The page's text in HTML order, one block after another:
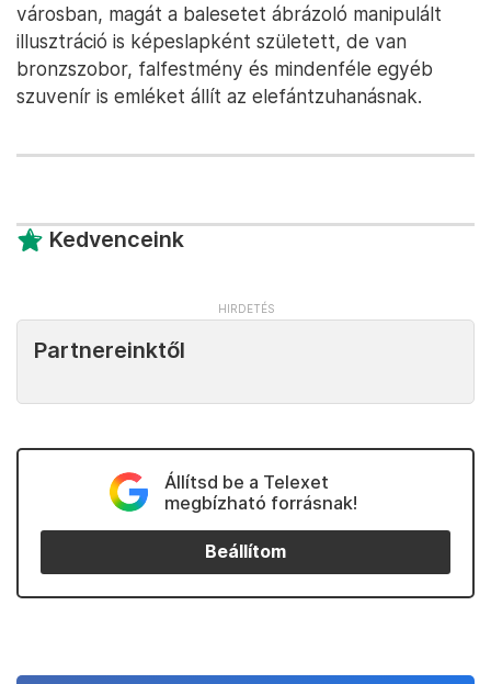
városban, magát a balesetet ábrázoló manipulált
illusztráció is képeslapként született, de van
bronzszobor, falfestmény és mindenféle egyéb
szuvenír is emléket állít az elefántzuhanásnak.
Kedvenceink
Partnereinktől
Állítsd be a Telexet
megbízható forrásnak!
Beállítom